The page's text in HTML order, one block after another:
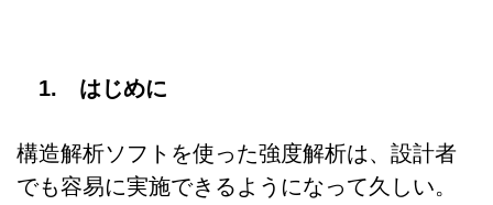
1. はじめに
構造解析ソフトを使った強度解析は、設計者
でも容易に実施できるようになって久しい。